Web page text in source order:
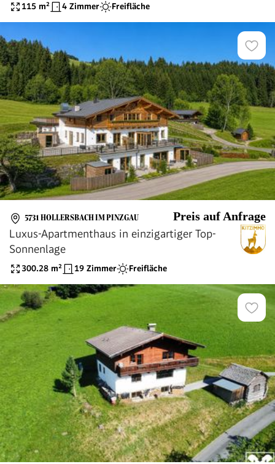
115 m² 4 Zimmer Freifläche
5731 HOLLERSBACH IM PINZGAU Preis auf Anfrage
Luxus-Apartmenthaus in einzigartiger Top-
Sonnenlage
300.28 m² 19 Zimmer Freifläche